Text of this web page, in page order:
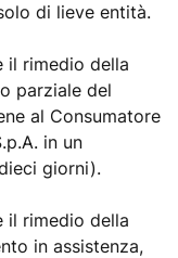
di lieve entità.
il rimedio della
parziale del
al Consumatore
in un
giorni).
il rimedio della
in assistenza,